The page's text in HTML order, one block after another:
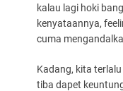
kalau lagi hoki
kenyataannya,
cuma
Kadang, kita
tiba dapet